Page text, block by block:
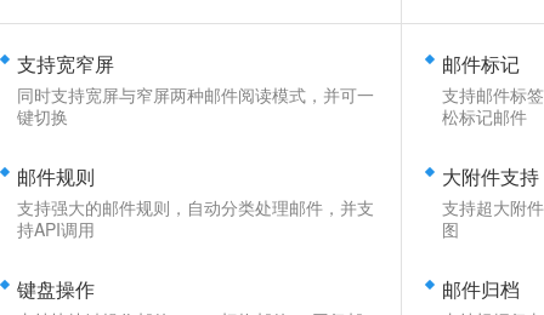
支持宽窄屏
同时支持宽屏与窄屏两种邮件阅读模式，并可一
键切换
邮件规则
支持强大的邮件规则，自动分类处理邮件，并支
持API调用
键盘操作
邮件标记
支持邮件标
松标记邮件
大附件支持
支持超大附
图
邮件归档